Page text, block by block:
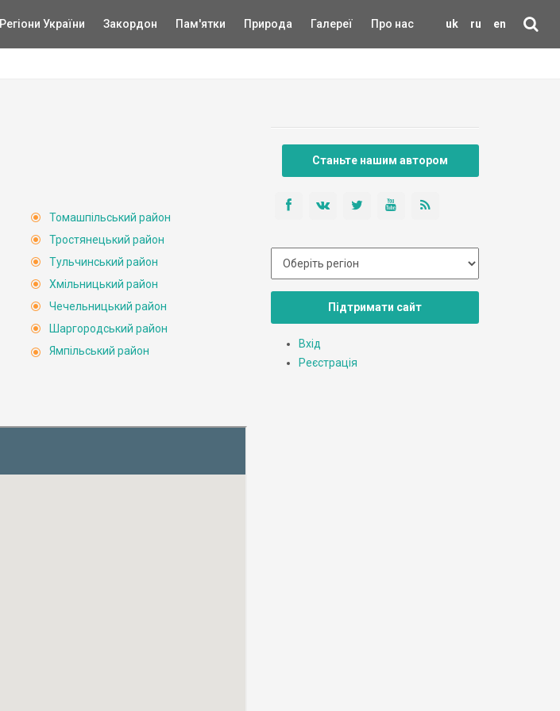
uk ru en
Регіони України Закордон Пам'ятки Природа Галереї Про нас
Томашпільський район
Тростянецький район
Тульчинський район
Хмільницький район
Чечельницький район
Шаргородський район
Ямпільський район
Станьте нашим автором
Підтримати сайт
Вхід
Реєстрація